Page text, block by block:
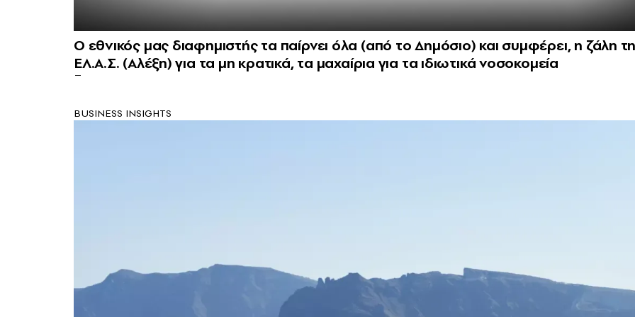
Ο εθνικός μας διαφημιστής τα παίρνει όλα (από το Δημόσιο) και συμφέρει, η ζάλη
ΕΛ.Α.Σ. (Αλέξη) για τα μη κρατικά, τα μαχαίρια για τα ιδιωτικά νοσοκομεία
BUSINESS INSIGHTS